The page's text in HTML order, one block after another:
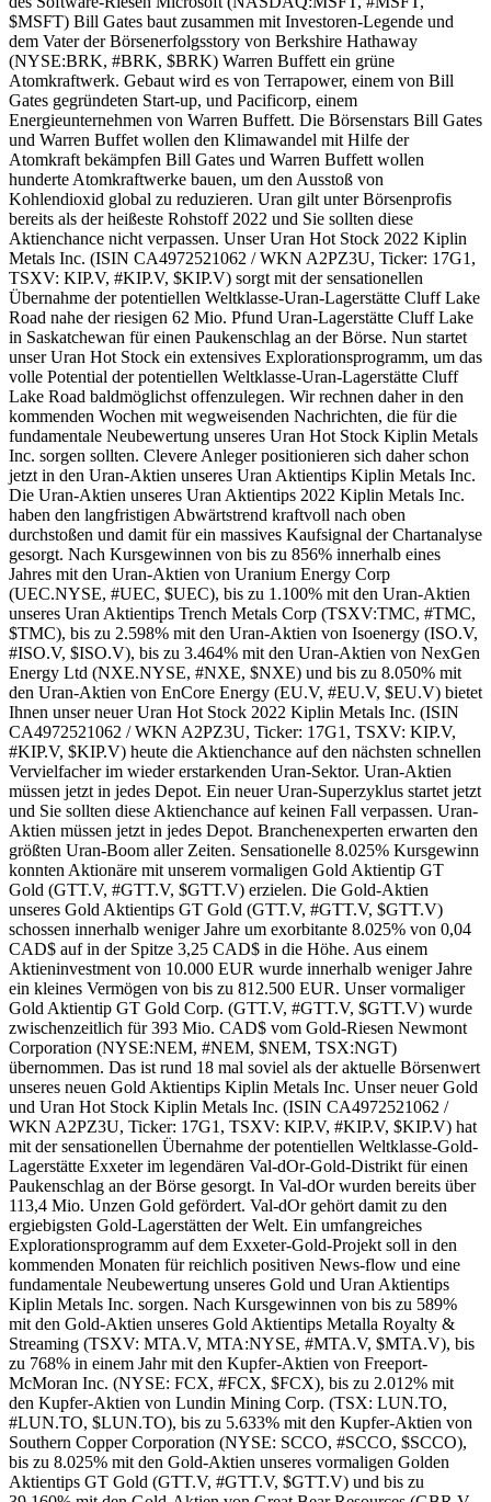
$MSFT) Bill Gates baut zusammen mit Investoren-Legende und
dem Vater der Börsenerfolgsstory von Berkshire Hathaway
(NYSE:BRK, #BRK, $BRK) Warren Buffett ein grüne
Atomkraftwerk. Gebaut wird es von Terrapower, einem von Bill
Gates gegründeten Start-up, und Pacificorp, einem
Energieunternehmen von Warren Buffett. Die Börsenstars Bill Gates
und Warren Buffet wollen den Klimawandel mit Hilfe der
Atomkraft bekämpfen Bill Gates und Warren Buffett wollen
hunderte Atomkraftwerke bauen, um den Ausstoß von
Kohlendioxid global zu reduzieren. Uran gilt unter Börsenprofis
bereits als der heißeste Rohstoff 2022 und Sie sollten diese
Aktienchance nicht verpassen. Unser Uran Hot Stock 2022 Kiplin
Metals Inc. (ISIN CA4972521062 / WKN A2PZ3U, Ticker: 17G1,
TSXV: KIP.V, #KIP.V, $KIP.V) sorgt mit der sensationellen
Übernahme der potentiellen Weltklasse-Uran-Lagerstätte Cluff Lake
Road nahe der riesigen 62 Mio. Pfund Uran-Lagerstätte Cluff Lake
in Saskatchewan für einen Paukenschlag an der Börse. Nun startet
unser Uran Hot Stock ein extensives Explorationsprogramm, um das
volle Potential der potentiellen Weltklasse-Uran-Lagerstätte Cluff
Lake Road baldmöglichst offenzulegen. Wir rechnen daher in den
kommenden Wochen mit wegweisenden Nachrichten, die für die
fundamentale Neubewertung unseres Uran Hot Stock Kiplin Metals
Inc. sorgen sollten. Clevere Anleger positionieren sich daher schon
jetzt in den Uran-Aktien unseres Uran Aktientips Kiplin Metals Inc.
Die Uran-Aktien unseres Uran Aktientips 2022 Kiplin Metals Inc.
haben den langfristigen Abwärtstrend kraftvoll nach oben
durchstoßen und damit für ein massives Kaufsignal der Chartanalyse
gesorgt. Nach Kursgewinnen von bis zu 856% innerhalb eines
Jahres mit den Uran-Aktien von Uranium Energy Corp
(UEC.NYSE, #UEC, $UEC), bis zu 1.100% mit den Uran-Aktien
unseres Uran Aktientips Trench Metals Corp (TSXV:TMC, #TMC,
$TMC), bis zu 2.598% mit den Uran-Aktien von Isoenergy (ISO.V,
#ISO.V, $ISO.V), bis zu 3.464% mit den Uran-Aktien von NexGen
Energy Ltd (NXE.NYSE, #NXE, $NXE) und bis zu 8.050% mit
den Uran-Aktien von EnCore Energy (EU.V, #EU.V, $EU.V) bietet
Ihnen unser neuer Uran Hot Stock 2022 Kiplin Metals Inc. (ISIN
CA4972521062 / WKN A2PZ3U, Ticker: 17G1, TSXV: KIP.V,
#KIP.V, $KIP.V) heute die Aktienchance auf den nächsten schnellen
Vervielfacher im wieder erstarkenden Uran-Sektor. Uran-Aktien
müssen jetzt in jedes Depot. Ein neuer Uran-Superzyklus startet jetzt
und Sie sollten diese Aktienchance auf keinen Fall verpassen. Uran-
Aktien müssen jetzt in jedes Depot. Branchenexperten erwarten den
größten Uran-Boom aller Zeiten. Sensationelle 8.025% Kursgewinn
konnten Aktionäre mit unserem vormaligen Gold Aktientip GT
Gold (GTT.V, #GTT.V, $GTT.V) erzielen. Die Gold-Aktien
unseres Gold Aktientips GT Gold (GTT.V, #GTT.V, $GTT.V)
schossen innerhalb weniger Jahre um exorbitante 8.025% von 0,04
CAD$ auf in der Spitze 3,25 CAD$ in die Höhe. Aus einem
Aktieninvestment von 10.000 EUR wurde innerhalb weniger Jahre
ein kleines Vermögen von bis zu 812.500 EUR. Unser vormaliger
Gold Aktientip GT Gold Corp. (GTT.V, #GTT.V, $GTT.V) wurde
zwischenzeitlich für 393 Mio. CAD$ vom Gold-Riesen Newmont
Corporation (NYSE:NEM, #NEM, $NEM, TSX:NGT)
übernommen. Das ist rund 18 mal soviel als der aktuelle Börsenwert
unseres neuen Gold Aktientips Kiplin Metals Inc. Unser neuer Gold
und Uran Hot Stock Kiplin Metals Inc. (ISIN CA4972521062 /
WKN A2PZ3U, Ticker: 17G1, TSXV: KIP.V, #KIP.V, $KIP.V) hat
mit der sensationellen Übernahme der potentiellen Weltklasse-Gold-
Lagerstätte Exxeter im legendären Val-dOr-Gold-Distrikt für einen
Paukenschlag an der Börse gesorgt. In Val-dOr wurden bereits über
113,4 Mio. Unzen Gold gefördert. Val-dOr gehört damit zu den
ergiebigsten Gold-Lagerstätten der Welt. Ein umfangreiches
Explorationsprogramm auf dem Exxeter-Gold-Projekt soll in den
kommenden Monaten für reichlich positiven News-flow und eine
fundamentale Neubewertung unseres Gold und Uran Aktientips
Kiplin Metals Inc. sorgen. Nach Kursgewinnen von bis zu 589%
mit den Gold-Aktien unseres Gold Aktientips Metalla Royalty &
Streaming (TSXV: MTA.V, MTA:NYSE, #MTA.V, $MTA.V), bis
zu 768% in einem Jahr mit den Kupfer-Aktien von Freeport-
McMoran Inc. (NYSE: FCX, #FCX, $FCX), bis zu 2.012% mit
den Kupfer-Aktien von Lundin Mining Corp. (TSX: LUN.TO,
#LUN.TO, $LUN.TO), bis zu 5.633% mit den Kupfer-Aktien von
Southern Copper Corporation (NYSE: SCCO, #SCCO, $SCCO),
bis zu 8.025% mit den Gold-Aktien unseres vormaligen Golden
Aktientips GT Gold (GTT.V, #GTT.V, $GTT.V) und bis zu